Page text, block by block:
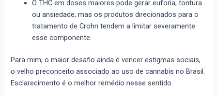
O THC em doses maiores pode gerar euforia, tontura
ou ansiedade, mas os produtos direcionados para o
tratamento de Crohn tendem a limitar severamente
esse componente.
Para mim, o maior desafio ainda é vencer estigmas sociais,
o velho preconceito associado ao uso de cannabis no Brasil.
Esclarecimento é o melhor remédio nesse sentido.